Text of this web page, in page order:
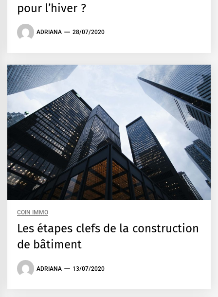
pour l’hiver ?
ADRIANA 28/07/2020
COIN IMMO
Les étapes clefs de la construction
de bâtiment
ADRIANA 13/07/2020